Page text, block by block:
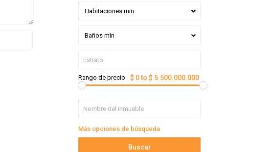
Habitaciones min
Baños min
Rango de precio $ 0 to $ 5.500.000.000
Más opciones de búsqueda
Buscar